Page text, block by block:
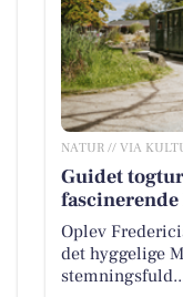
NATUR // VIA
Guidet
Oplev
det hyggelige